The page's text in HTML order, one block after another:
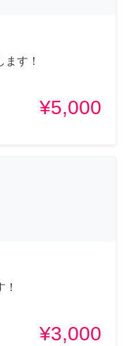
す！
¥5,000
¥3,000